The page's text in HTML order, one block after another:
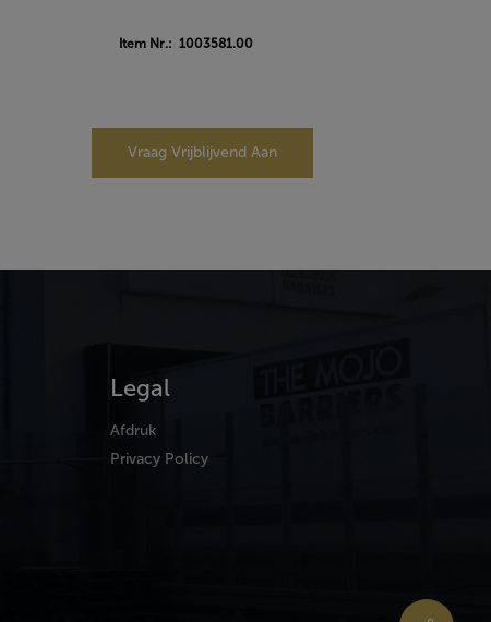
Item Nr.: 1003581.00
Vraag Vrijblijvend Aan
Legal
Afdruk
Privacy Policy